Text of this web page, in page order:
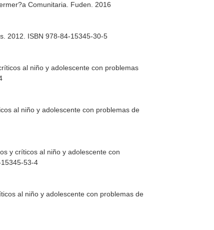
Comunitaria . Fuden. 2016
2012. ISBN 978-84-15345-30-5
al niño y adolescente con problemas
al niño y adolescente con problemas de
y críticos al niño y adolescente con
53-4
al niño y adolescente con problemas de